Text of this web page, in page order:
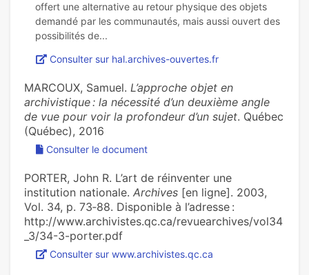
offert une alternative au retour physique des objets
demandé par les communautés, mais aussi ouvert des
Consulter sur hal.archives-ouvertes.fr
MARCOUX, Samuel. L’approche objet en
archivistique : la nécessité d’un deuxième angle
de vue pour voir la profondeur d’un sujet. Québec
(Québec), 2016
Consulter le document
PORTER, John R. L’art de réinventer une
institution nationale. Archives [en ligne]. 2003,
Vol. 34, p. 73‑88. Disponible à l’adresse :
http://www.archivistes.qc.ca/revuearchives/vol34
_3/34-3-porter.pdf
Consulter sur www.archivistes.qc.ca